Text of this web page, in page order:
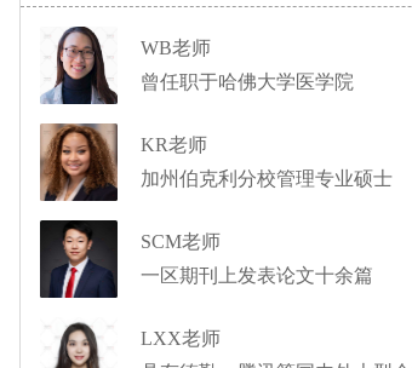
WB老师
曾任职于哈佛大学医学院
KR老师
加州伯克利分校管理专业硕士
SCM老师
一区期刊上发表论文十余篇
LXX老师